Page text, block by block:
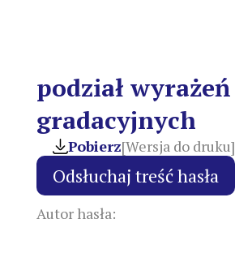
podział wyrażeń
gradacyjnych
Pobierz[Wersja do druku]
Autor hasła: